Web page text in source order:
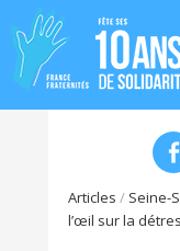
Articles / Seine-
l’œil sur la